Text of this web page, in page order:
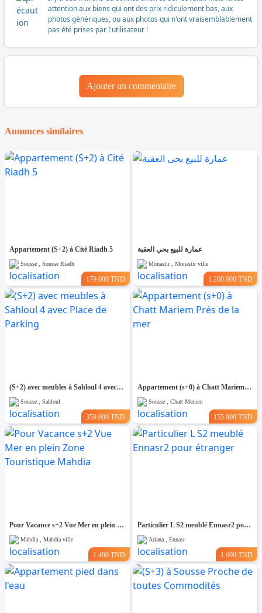
attention aux biens qui ont des prix ridiculement bas, aux
photos génériques, ou aux photos qui n'ont vraisemblablement
pas été prises par l'utilisateur !
Ajouter un commentaire
Annonces similaires
Appartement (S+2) à Cité Riadh 5
Sousse , Sousse Riadh
179.000 TND
عمارة للبيع بحي العقبة
Monastir , Monastir ville
1.200.000 TND
(S+2) avec meubles à Sahloul 4 avec Place de Parking
Sousse , Sahloul
359.000 TND
Appartement (s+0) à Chatt Mariem Prés de la mer
Sousse , Chatt Meriem
155.000 TND
Pour Vacance s+2 Vue Mer en plein Zone Touristique Mahdia
Mahdia , Mahdia ville
1.400 TND
Particulier L S2 meublé Ennasr2 pour étranger
Ariana , Ennasr
1.600 TND